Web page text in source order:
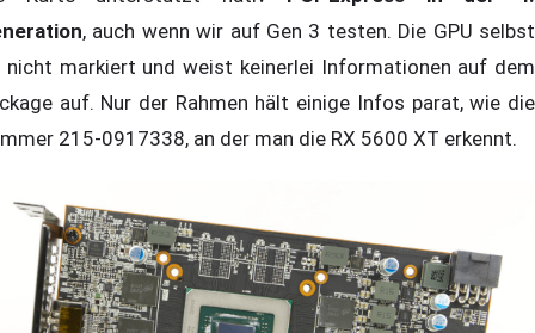
, auch wenn wir auf Gen 3 testen. Die GPU selbst
markiert und weist keinerlei Informationen auf dem
auf. Nur der Rahmen hält einige Infos parat, wie die
215-0917338, an der man die RX 5600 XT erkennt.